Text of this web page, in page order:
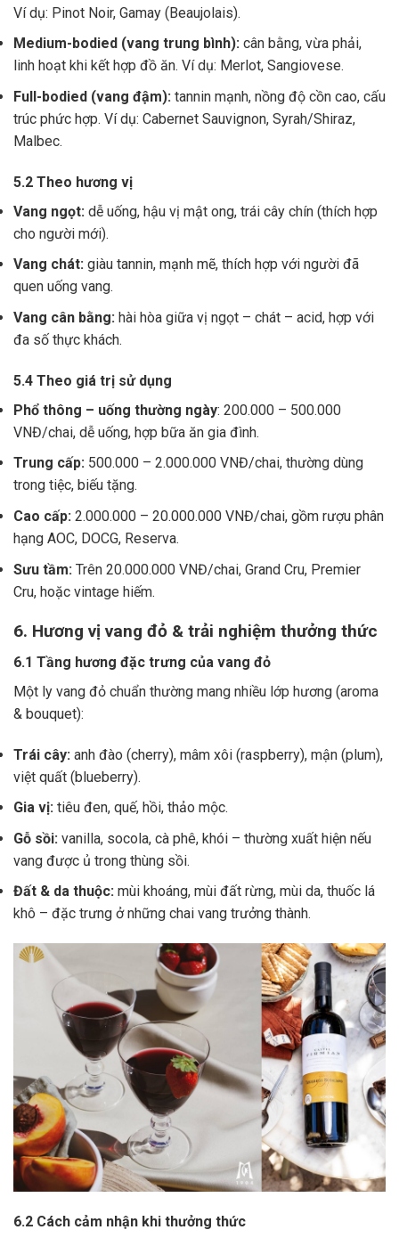
Ví dụ: Pinot Noir, Gamay (Beaujolais).
Medium-bodied (vang trung bình): cân bằng, vừa phải,
linh hoạt khi kết hợp đồ ăn. Ví dụ: Merlot, Sangiovese.
Full-bodied (vang đậm): tannin mạnh, nồng độ cồn cao, cấu
trúc phức hợp. Ví dụ: Cabernet Sauvignon, Syrah/Shiraz,
Malbec.
5.2 Theo hương vị
Vang ngọt: dễ uống, hậu vị mật ong, trái cây chín (thích hợp
cho người mới).
Vang chát: giàu tannin, mạnh mẽ, thích hợp với người đã
quen uống vang.
Vang cân bằng: hài hòa giữa vị ngọt – chát – acid, hợp với
đa số thực khách.
5.4 Theo giá trị sử dụng
Phổ thông – uống thường ngày: 200.000 – 500.000
VNĐ/chai, dễ uống, hợp bữa ăn gia đình.
Trung cấp: 500.000 – 2.000.000 VNĐ/chai, thường dùng
trong tiệc, biếu tặng.
Cao cấp: 2.000.000 – 20.000.000 VNĐ/chai, gồm rượu phân
hạng AOC, DOCG, Reserva.
Sưu tầm: Trên 20.000.000 VNĐ/chai, Grand Cru, Premier
Cru, hoặc vintage hiếm.
6. Hương vị vang đỏ & trải nghiệm thưởng thức
6.1 Tầng hương đặc trưng của vang đỏ
Một ly vang đỏ chuẩn thường mang nhiều lớp hương (aroma
& bouquet):
Trái cây: anh đào (cherry), mâm xôi (raspberry), mận (plum),
việt quất (blueberry).
Gia vị: tiêu đen, quế, hồi, thảo mộc.
Gỗ sồi: vanilla, socola, cà phê, khói – thường xuất hiện nếu
vang được ủ trong thùng sồi.
Đất & da thuộc: mùi khoáng, mùi đất rừng, mùi da, thuốc lá
khô – đặc trưng ở những chai vang trưởng thành.
6.2 Cách cảm nhận khi thưởng thức